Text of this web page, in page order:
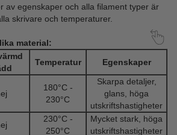
av egenskaper och alla filament typer är
skrivare och temperaturer.
material:
Temperatur Egenskaper
180°C -
230°C
Skarpa detaljer,
glans, höga
utskriftshastigheter
230°C -
250°C
Mycket stark, höga
utskriftshastigheter